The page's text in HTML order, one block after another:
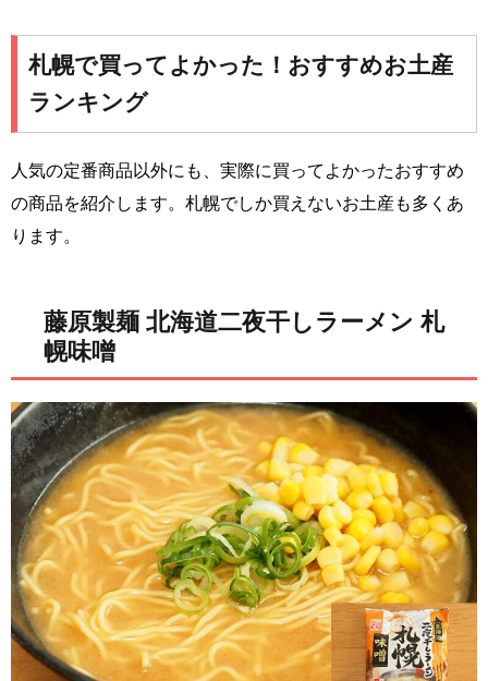
札幌で買ってよかった！おすすめお土産
ランキング
人気の定番商品以外にも、実際に買ってよかったおすすめ
の商品を紹介します。札幌でしか買えないお土産も多くあ
ります。
藤原製麺 北海道二夜干しラーメン 札
幌味噌